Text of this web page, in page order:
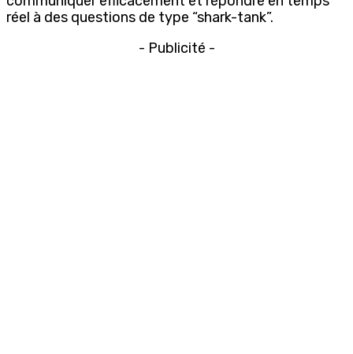
réel à des questions de type “shark-tank”.
- Publicité -